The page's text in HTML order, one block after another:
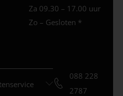
Za 09.30 – 17.00 uur
Zo – Gesloten *
088 228
2787